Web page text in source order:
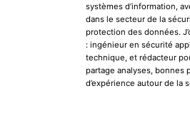
systèmes d’information,
dans le secteur de la
protection des données.
: ingénieur en sécurité
technique, et rédacteur
partage analyses, bonnes
d’expérience autour de la